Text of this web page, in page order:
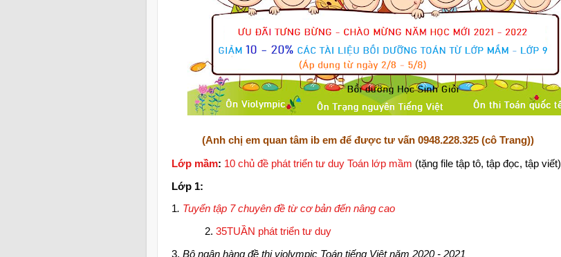
(Anh chị em quan tâm ib em để được tư vấn 0948.228.325 (cô Trang))
Lớp mầm: 10 chủ đề phát triển tư duy Toán lớp mầm (tặng file tập tô, tập đọc, tập viết)
Lớp 1:
1. Tuyển tập 7 chuyên đề từ cơ bản đến nâng cao
2. 35TUẦN phát triển tư duy
3. Bộ ngân hàng đề thi violympic Toán tiếng Việt năm 2020 - 2021